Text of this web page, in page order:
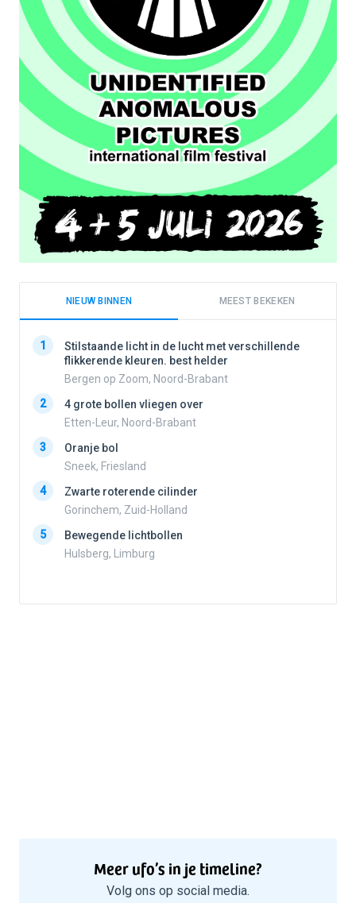
NIEUW BINNEN MEEST BEKEKEN
1
Stilstaande licht in de lucht met verschillende
flikkerende kleuren. best helder
Bergen op Zoom, Noord-Brabant
2
4 grote bollen vliegen over
Etten-Leur, Noord-Brabant
3
Oranje bol
Sneek, Friesland
4
Zwarte roterende cilinder
Gorinchem, Zuid-Holland
5
Bewegende lichtbollen
Hulsberg, Limburg
Meer ufo’s in je timeline?
Volg ons op social media.